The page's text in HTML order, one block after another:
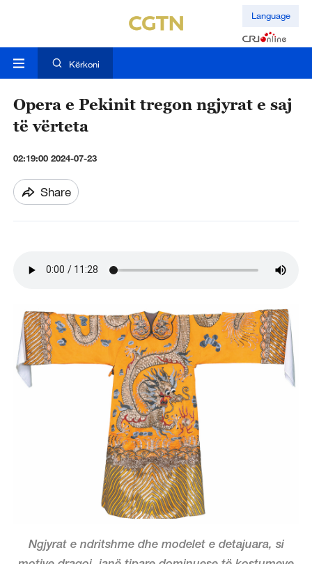
Language
Kërkoni
Opera e Pekinit tregon ngjyrat e saj
të vërteta
02:19:00 2024-07-23
Share
Ngjyrat e ndritshme dhe modelet e detajuara, si